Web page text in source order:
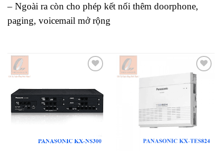
– Ngoài ra còn cho phép kết nối thêm doorphone,
paging, voicemail mở rộng
Add to
wishlist
Add to
wishlist